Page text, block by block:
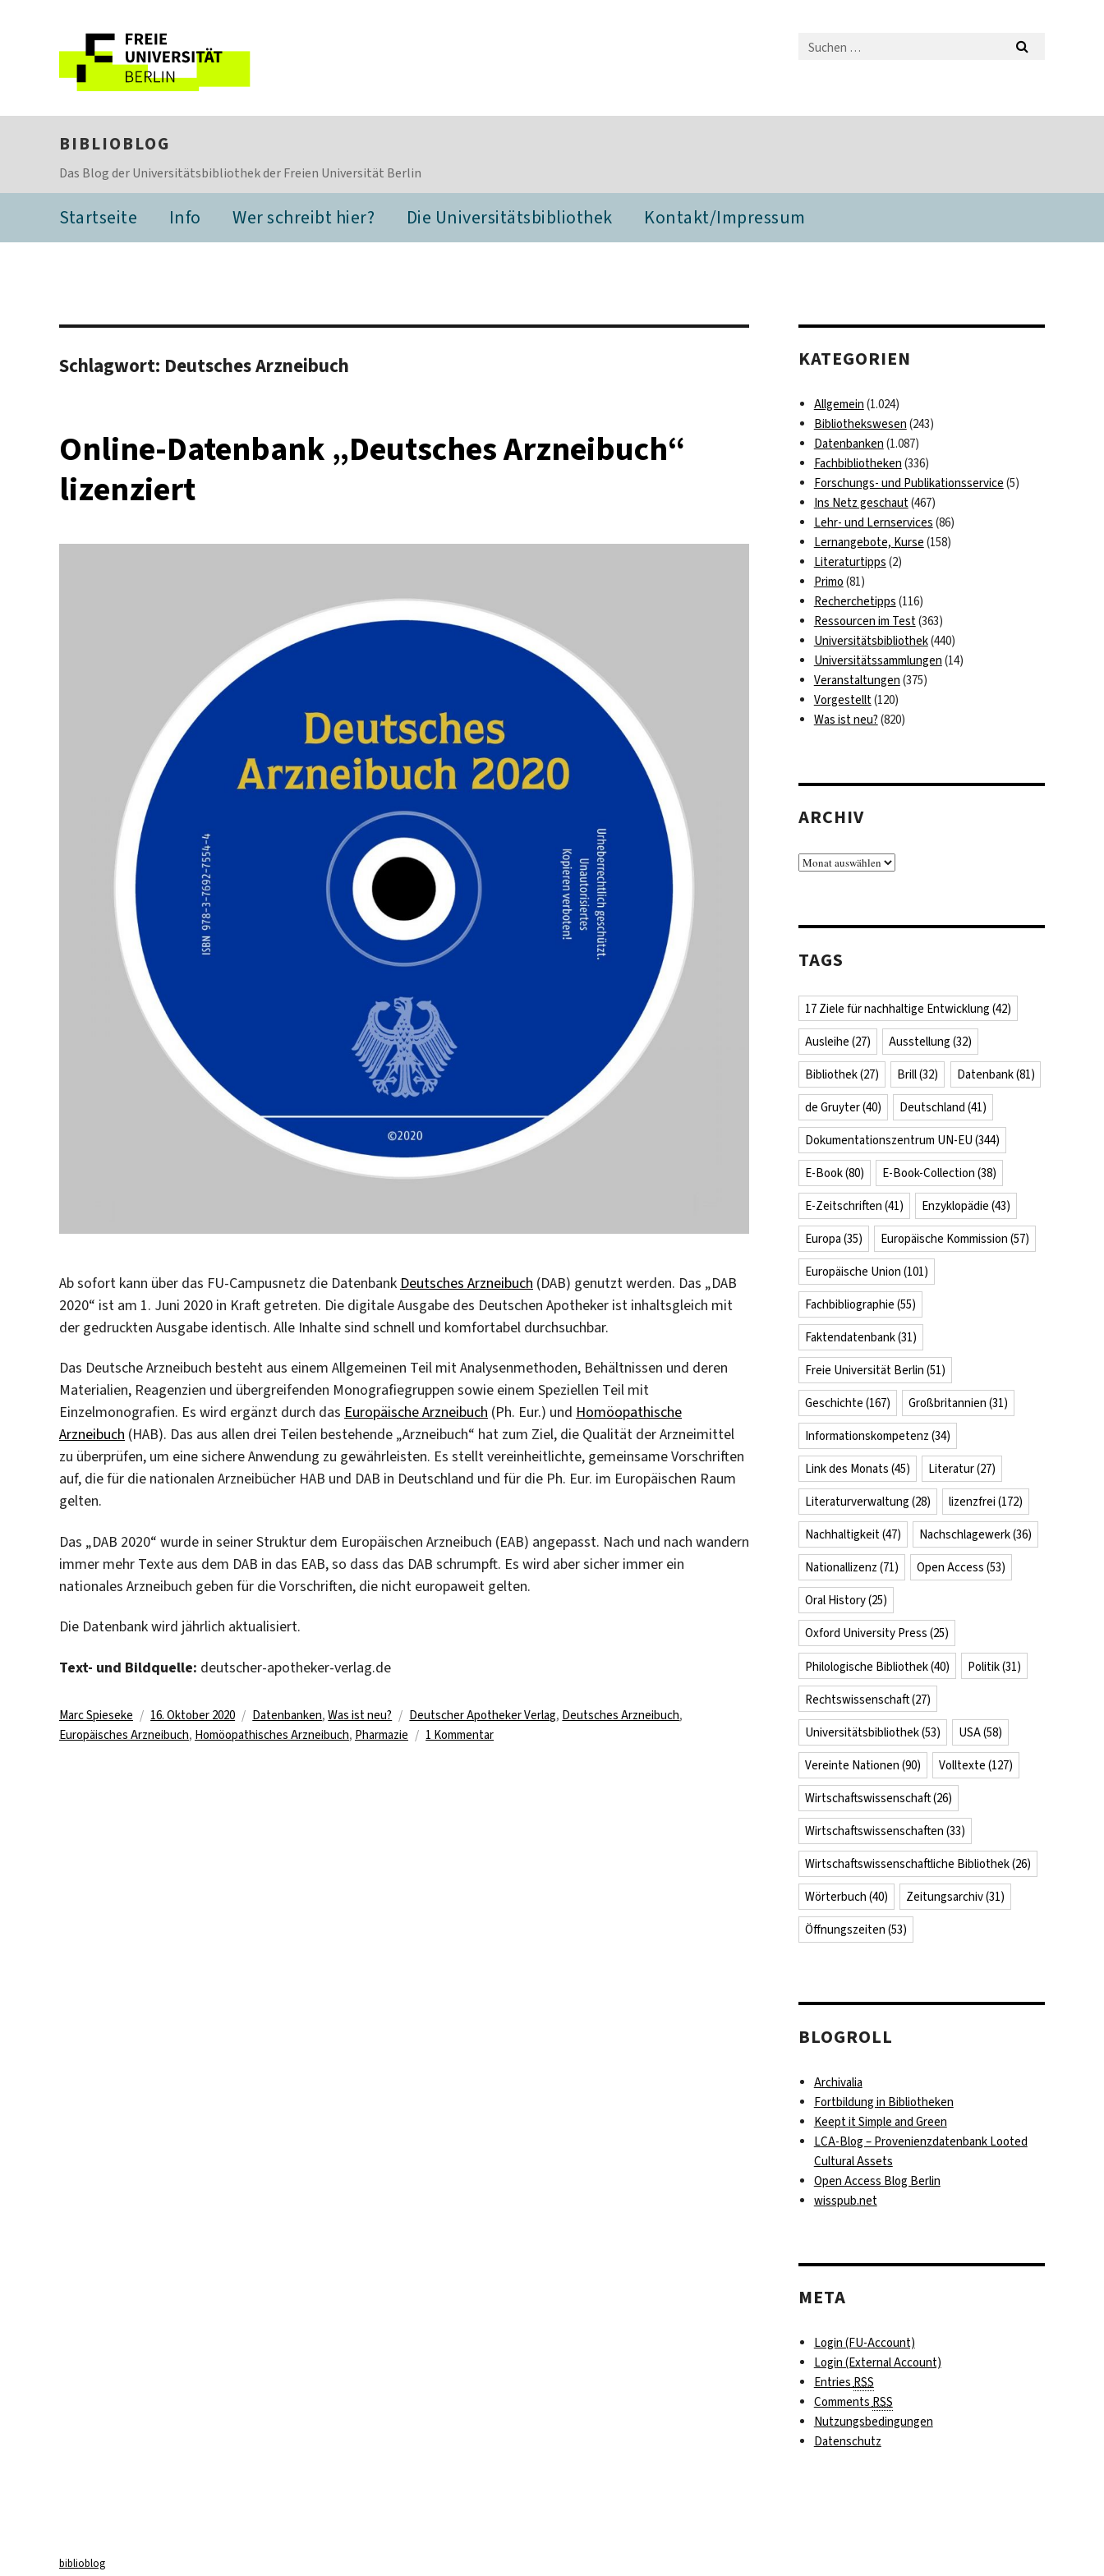
BIBLIOBLOG
Das Blog der Universitätsbibliothek der Freien Universität Berlin
Startseite Info Wer schreibt hier? Die Universitätsbibliothek Kontakt/Impressum
Schlagwort: Deutsches Arzneibuch
Online-Datenbank „Deutsches Arzneibuch“
lizenziert
Ab sofort kann über das FU-Campusnetz die Datenbank Deutsches Arzneibuch (DAB) genutzt werden. Das „DAB
2020“ ist am 1. Juni 2020 in Kraft getreten. Die digitale Ausgabe des Deutschen Apotheker ist inhaltsgleich mit
der gedruckten Ausgabe identisch. Alle Inhalte sind schnell und komfortabel durchsuchbar.
Das Deutsche Arzneibuch besteht aus einem Allgemeinen Teil mit Analysenmethoden, Behältnissen und deren
Materialien, Reagenzien und übergreifenden Monografiegruppen sowie einem Speziellen Teil mit
Einzelmonografien. Es wird ergänzt durch das Europäische Arzneibuch (Ph. Eur.) und Homöopathische
Arzneibuch (HAB). Das aus allen drei Teilen bestehende „Arzneibuch“ hat zum Ziel, die Qualität der Arzneimittel
zu überprüfen, um eine sichere Anwendung zu gewährleisten. Es stellt vereinheitlichte, gemeinsame Vorschriften
auf, die für die nationalen Arzneibücher HAB und DAB in Deutschland und für die Ph. Eur. im Europäischen Raum
gelten.
Das „DAB 2020“ wurde in seiner Struktur dem Europäischen Arzneibuch (EAB) angepasst. Nach und nach wandern
immer mehr Texte aus dem DAB in das EAB, so dass das DAB schrumpft. Es wird aber sicher immer ein
nationales Arzneibuch geben für die Vorschriften, die nicht europaweit gelten.
Die Datenbank wird jährlich aktualisiert.
Text- und Bildquelle: deutscher-apotheker-verlag.de
Autor
Marc Spieseke
Veröffentlicht
am
16. Oktober 2020 Kategorien
Datenbanken,Was ist neu? Schlagwörter
Deutscher Apotheker Verlag, Deutsches Arzneibuch,
Europäisches Arzneibuch, Homöopathisches Arzneibuch, Pharmazie 1 Kommentarzu
KATEGORIEN
Allgemein (1.024)
Bibliothekswesen (243)
Datenbanken (1.087)
Fachbibliotheken (336)
Forschungs- und Publikationsservice (5)
Ins Netz geschaut(467)
Lehr- und Lernservices (86)
Lernangebote, Kurse (158)
Literaturtipps (2)
Primo (81)
Recherchetipps (116)
Ressourcen im Test(363)
Universitätsbibliothek(440)
Universitätssammlungen (14)
Veranstaltungen (375)
Vorgestellt(120)
Was ist neu? (820)
ARCHIV
Archiv
TAGS
17 Ziele für nachhaltige Entwicklung (42)
Ausleihe (27) Ausstellung (32)
Bibliothek(27) Brill(32) Datenbank(81)
de Gruyter(40) Deutschland (41)
Dokumentationszentrum UN-EU (344)
E-Book(80) E-Book-Collection (38)
E-Zeitschriften (41) Enzyklopädie (43)
Europa (35) Europäische Kommission (57)
Europäische Union (101)
Fachbibliographie (55)
Faktendatenbank(31)
Freie Universität Berlin (51)
Geschichte (167) Großbritannien (31)
Informationskompetenz (34)
Link des Monats (45) Literatur(27)
Literaturverwaltung (28) lizenzfrei (172)
Nachhaltigkeit(47) Nachschlagewerk(36)
Nationallizenz (71) Open Access (53)
Oral History(25)
Oxford University Press (25)
Philologische Bibliothek(40) Politik(31)
Rechtswissenschaft(27)
Universitätsbibliothek(53) USA(58)
Vereinte Nationen (90) Volltexte (127)
Wirtschaftswissenschaft(26)
Wirtschaftswissenschaften (33)
Wirtschaftswissenschaftliche Bibliothek(26)
Wörterbuch (40) Zeitungsarchiv(31)
Öffnungszeiten (53)
BLOGROLL
Archivalia
Fortbildung in Bibliotheken
Keept it Simple and Green
LCA-Blog – Provenienzdatenbank Looted
Cultural Assets
Open Access Blog Berlin
wisspub.net
META
Login (FU-Account)
Login (External Account)
EntriesRSS
CommentsRSS
Nutzungsbedingungen
Datenschutz
biblioblog